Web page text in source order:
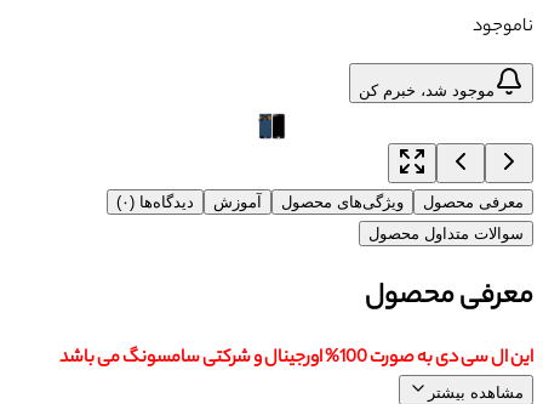
ناموجود
موجود شد، خبرم کن
معرفی محصول ویژگی‌های محصول آموزش
دیدگاه‌ها (۰)
سوالات متداول محصول
معرفی محصول
این ال سی دی به صورت 100% اورجینال و شرکتی سامسونگ می باشد
مشاهده بیشتر